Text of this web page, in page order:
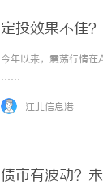
定投效果不佳
今年以来，震荡行情在
……
江北信息港
债市有波动？